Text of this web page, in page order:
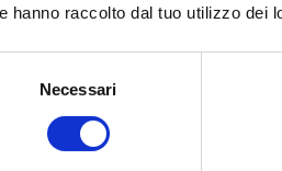
hanno raccolto dal tuo utilizzo dei
Necessari
Genova, Marsiglia,